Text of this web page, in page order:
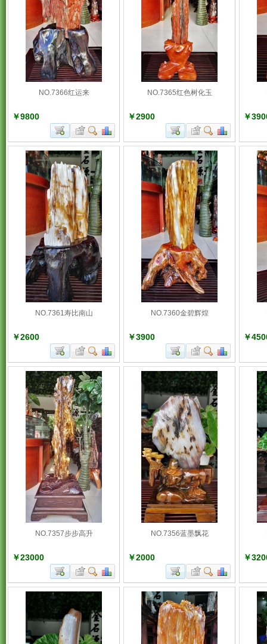
NO.7366红运来
￥9800
NO.7365红色树化玉
￥2900 ￥
NO.7361寿比南山
￥2600
NO.7360金碧辉煌
￥3900 ￥
NO.7357步步高升
￥23000
NO.7356蓝墨飘花
￥2000 ￥